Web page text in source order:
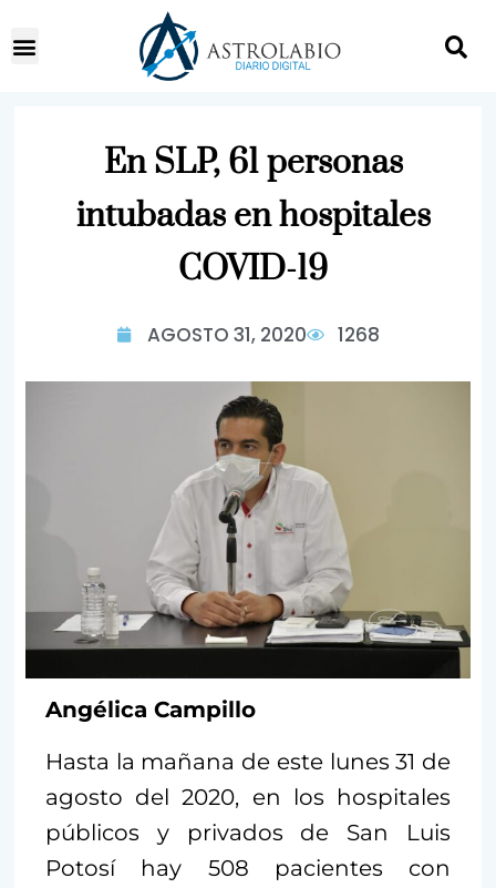
En SLP, 61 personas
intubadas en hospitales
COVID-19
AGOSTO 31, 2020 1268
Angélica Campillo
Hasta la mañana de este lunes 31 de
agosto del 2020, en los hospitales
públicos y privados de San Luis
Potosí hay 508 pacientes con